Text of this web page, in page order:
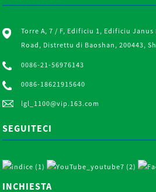
Torre A, 7 / F, Edificiu 1, Edificiu
Road, Distrettu di Baoshan, 200443,
0086-21-56976143
0086-18621915640
lgl_1100@vip.163.com
SEGUITECI
INCHIESTA